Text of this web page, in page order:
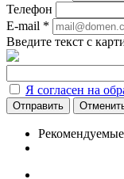
Телефон
E-mail *
Введите текст с
Я согласен на